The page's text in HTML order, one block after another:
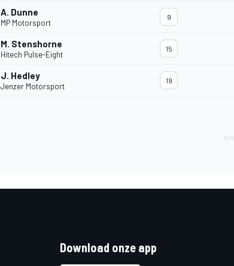
A. Dunne
MP Motorsport
9
M. Stenshorne
Hitech Pulse-Eight
15
J. Hedley
Jenzer Motorsport
19
Download onze app